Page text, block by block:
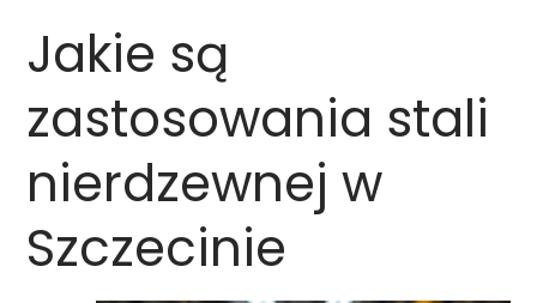
Jakie są
zastosowania stali
nierdzewnej w
Szczecinie